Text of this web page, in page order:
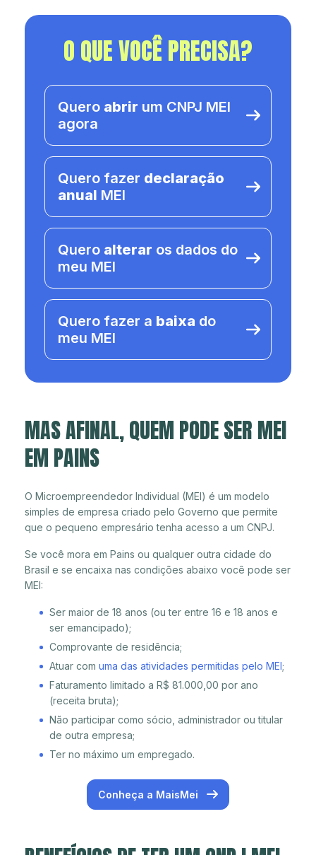
O QUE VOCÊ PRECISA?
Quero abrir um CNPJ MEI
agora
Quero fazer declaração
anual MEI
Quero alterar os dados do
meu MEI
Quero fazer a baixa do
meu MEI
MAS AFINAL, QUEM PODE SER MEI
EM PAINS
O Microempreendedor Individual (MEI) é um modelo
simples de empresa criado pelo Governo que permite
que o pequeno empresário tenha acesso a um CNPJ.
Se você mora em Pains ou qualquer outra cidade do
Brasil e se encaixa nas condições abaixo você pode ser
MEI:
Ser maior de 18 anos (ou ter entre 16 e 18 anos e
ser emancipado);
Comprovante de residência;
Atuar com uma das atividades permitidas pelo MEI;
Faturamento limitado a R$ 81.000,00 por ano
(receita bruta);
Não participar como sócio, administrador ou titular
de outra empresa;
Ter no máximo um empregado.
Conheça a MaisMei